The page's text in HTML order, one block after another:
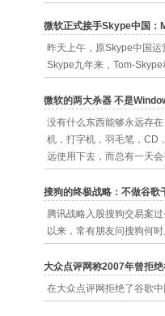
微软正式接手Skype中国：
昨天上午，原Skype中国
Skype九年来，Tom-Skype
微软的两大杀器 不是
没有什么东西能够永远存
机，打字机，羽毛笔，CD
远使用下去，而总有一天会
搜狗的终极战略：不做谷歌
腾讯战略入股搜狗交易案
以来，常有朋友问搜狗何
大众点评网称2007年曾拒
在大众点评网拒绝了谷歌